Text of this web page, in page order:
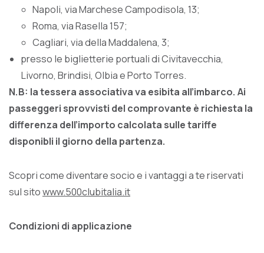
Napoli, via Marchese Campodisola, 13;
Roma, via Rasella 157;
Cagliari, via della Maddalena, 3;
presso le biglietterie portuali di Civitavecchia,
Livorno, Brindisi, Olbia e Porto Torres.
N.B: la tessera associativa va esibita all’imbarco. Ai
passeggeri sprovvisti del comprovante è richiesta la
differenza dell’importo calcolata sulle tariffe
disponibli il giorno della partenza.
Scopri come diventare socio e i vantaggi a te riservati
sul sitowww.500clubitalia.it
Condizioni di applicazione